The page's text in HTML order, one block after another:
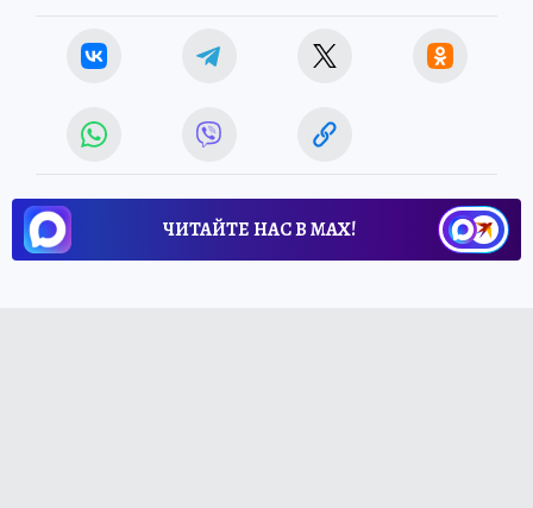
ЧИТАЙТЕ НАС В МАХ!